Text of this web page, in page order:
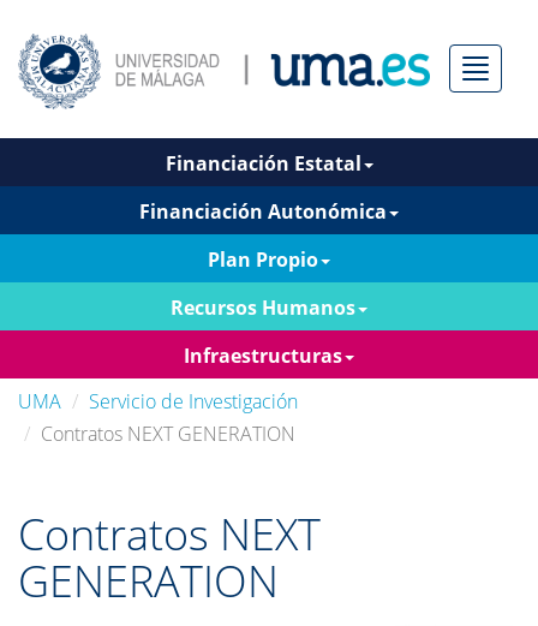
Menú
Financiación Estatal
Financiación Autonómica
Plan Propio
Recursos Humanos
Infraestructuras
UMA
Servicio de Investigación
Contratos NEXT GENERATION
Contratos NEXT
GENERATION